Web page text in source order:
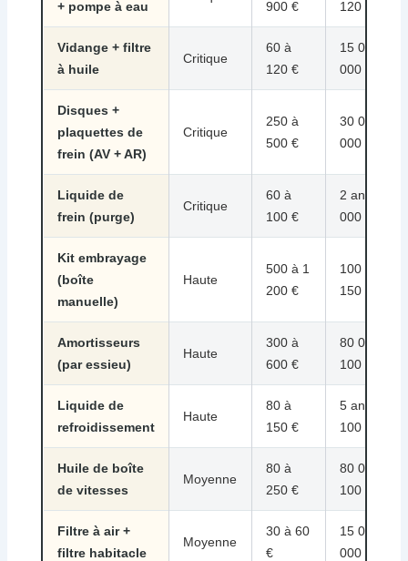
+ pompe à eau 900 € 120 000 km
Vidange + filtre
à huile
Critique
60 à
120 €
15 000 à
000 km
Disques +
plaquettes de
frein (AV + AR)
Critique
250 à
500 €
30 000 à
000 km
Liquide de
frein (purge)
Critique
60 à
100 €
2 ans ou 50
000 km
Kit embrayage
(boîte
manuelle)
Haute
500 à 1
200 €
100 000 à
150 000 km
Amortisseurs
(par essieu)
Haute
300 à
600 €
80 000 à
100 000 km
Liquide de
refroidissement
Haute
80 à
150 €
5 ans ou
100 000 km
Huile de boîte
de vitesses
Moyenne
80 à
250 €
80 000 à
100 000 km
Filtre à air +
filtre habitacle
Moyenne
30 à 60
€
15 000 à
000 km